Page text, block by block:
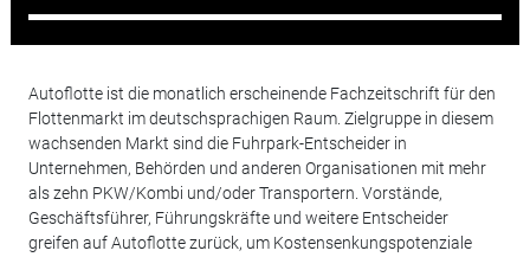
Autoflotte ist die monatlich erscheinende Fachzeitschrift für den
Flottenmarkt im deutschsprachigen Raum. Zielgruppe in diesem
wachsenden Markt sind die Fuhrpark-Entscheider in
Unternehmen, Behörden und anderen Organisationen mit mehr
als zehn PKW/Kombi und/oder Transportern. Vorstände,
Geschäftsführer, Führungskräfte und weitere Entscheider
greifen auf Autoflotte zurück, um Kostensenkungspotenziale